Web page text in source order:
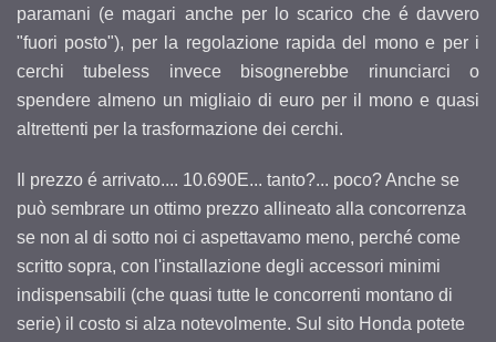
paramani (e magari anche per lo scarico che é davvero
"fuori posto"), per la regolazione rapida del mono e per i
cerchi tubeless invece bisognerebbe rinunciarci o
spendere almeno un migliaio di euro per il mono e quasi
altrettenti per la trasformazione dei cerchi.
Il prezzo é arrivato.... 10.690E... tanto?... poco? Anche se
può sembrare un ottimo prezzo allineato alla concorrenza
se non al di sotto noi ci aspettavamo meno, perché come
scritto sopra, con l'installazione degli accessori minimi
indispensabili (che quasi tutte le concorrenti montano di
serie) il costo si alza notevolmente. Sul sito Honda potete